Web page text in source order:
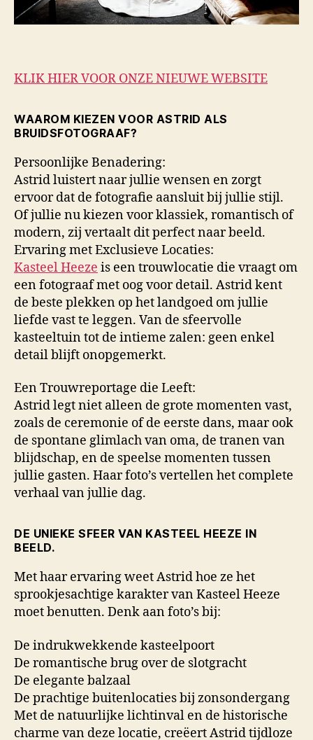
KLIK HIER VOOR ONZE NIEUWE WEBSITE
WAAROM KIEZEN VOOR ASTRID ALS
BRUIDSFOTOGRAAF?
Persoonlijke Benadering:
Astrid luistert naar jullie wensen en zorgt
ervoor dat de fotografie aansluit bij jullie stijl.
Of jullie nu kiezen voor klassiek, romantisch of
modern, zij vertaalt dit perfect naar beeld.
Ervaring met Exclusieve Locaties:
Kasteel Heeze is een trouwlocatie die vraagt om
een fotograaf met oog voor detail. Astrid kent
de beste plekken op het landgoed om jullie
liefde vast te leggen. Van de sfeervolle
kasteeltuin tot de intieme zalen: geen enkel
detail blijft onopgemerkt.
Een Trouwreportage die Leeft:
Astrid legt niet alleen de grote momenten vast,
zoals de ceremonie of de eerste dans, maar ook
de spontane glimlach van oma, de tranen van
blijdschap, en de speelse momenten tussen
jullie gasten. Haar foto’s vertellen het complete
verhaal van jullie dag.
DE UNIEKE SFEER VAN KASTEEL HEEZE IN
BEELD.
Met haar ervaring weet Astrid hoe ze het
sprookjesachtige karakter van Kasteel Heeze
moet benutten. Denk aan foto’s bij:
De indrukwekkende kasteelpoort
De romantische brug over de slotgracht
De elegante balzaal
De prachtige buitenlocaties bij zonsondergang
Met de natuurlijke lichtinval en de historische
charme van deze locatie, creëert Astrid tijdloze